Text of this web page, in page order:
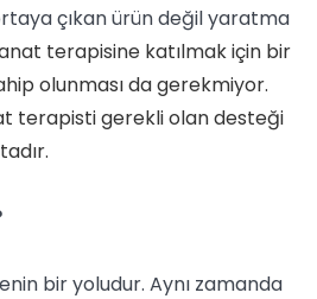
çıkan ürün değil yaratma
terapisine katılmak için bir
olunması da gerekmiyor.
terapisti gerekli olan desteği
bir yoludur. Aynı zamanda